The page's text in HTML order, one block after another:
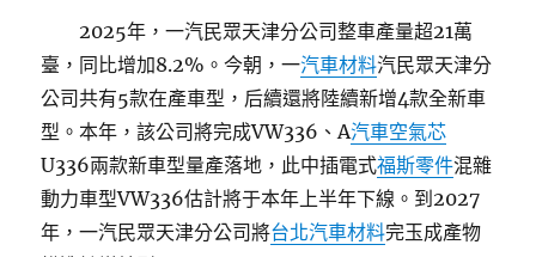
2025年，一汽民眾天津分公司整車產量超21萬
臺，同比增加8.2%。今朝，一汽車材料汽民眾天津分
公司共有5款在產車型，后續還將陸續新增4款全新車
型。本年，該公司將完成VW336、A汽車空氣芯
U336兩款新車型量產落地，此中插電式福斯零件混雜
動力車型VW336估計將于本年上半年下線。到2027
年，一汽民眾天津分公司將台北汽車材料完玉成產物